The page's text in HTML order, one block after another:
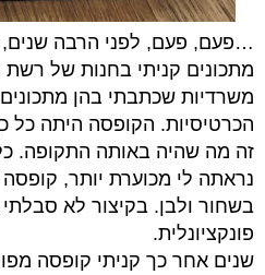
…פעם, פעם, לפני הרבה
מתכונים קניתי בחנות של רשת
משרדיות שכתבתי בהן
הכרטיסיות. הקופסה היתה כל
זה מה שהיה באותה התקופה.
נראתה לי מכוערת יותר,
בשחור ולבן. בקיצור לא
פונקציונלית.
שנים אחר כך קניתי קופסה